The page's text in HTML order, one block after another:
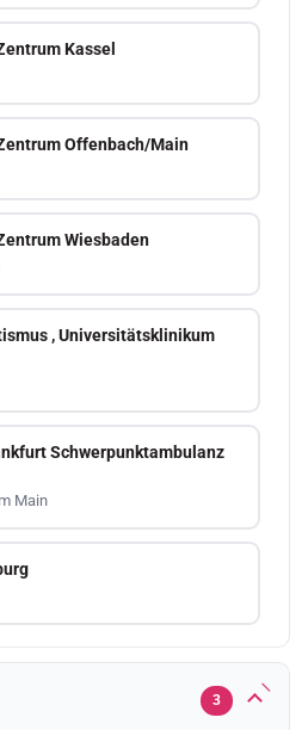
Kassel
Offenbach/Main
Wiesbaden
, Universitätsklinikum
Schwerpunktambulanz
Main
3